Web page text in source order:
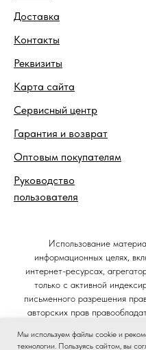
Доставка
Контакты
Реквизиты
Карта сайта
Сервисный центр
Гарантия и возврат
Оптовым покупателям
Руководство
пользователя
Использование
информационных целях,
интернет-ресурсах,
только с активной
письменного разрешения
авторских прав
компенсации в соответствии
Мы используем файлы cookie и
технологии. Пользуясь сайтом, вы